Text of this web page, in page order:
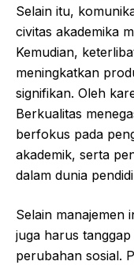
Selain itu,
civitas akademika
Kemudian,
meningkatkan
signifikan. Oleh
Berkualitas
berfokus pada
akademik, serta
dalam dunia
Selain manajemen
juga harus
perubahan sosial.